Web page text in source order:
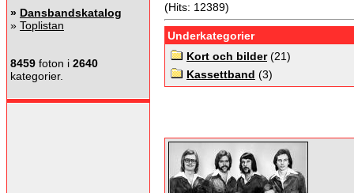
» Dansbandskatalog
» Toplistan
8459 foton i 2640
kategorier.
(Hits: 12389)
Underkategorier
Kort och bilder(21)
Kassettband (3)